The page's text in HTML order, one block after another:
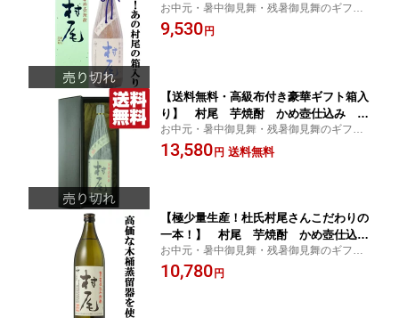
き)
お中元・暑中御見舞・残暑御見舞のギフト
受付中！
9,530 円
【送料無料・高級布付き豪華ギフト箱入
り】 村尾 芋焼酎 かめ壺仕込み 25
度 1800ml(北海道・沖縄は送料+990
円)
お中元・暑中御見舞・残暑御見舞のギフト
受付中！
13,580 円 送料無料
【極少量生産！杜氏村尾さんこだわりの
一本！】 村尾 芋焼酎 かめ壺仕込
み 25度 900ml(五合瓶)
お中元・暑中御見舞・残暑御見舞のギフト
受付中！
10,780 円